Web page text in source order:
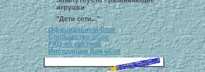
игрушки
"Дети сети..."
Официальный блог
Сообщество uCoz
FAQ по системе
Инструкции для uCoz